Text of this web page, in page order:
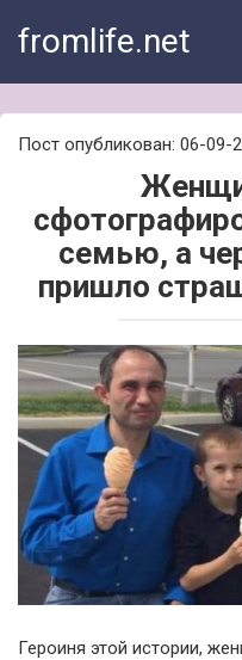
fromlife.net
Пост опубликован: 06-09-
семью, а
пришло
Героиня этой истории,